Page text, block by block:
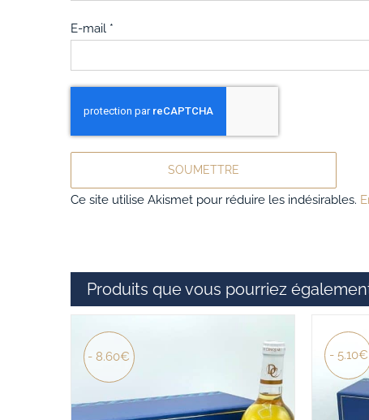
E-mail *
Ce site utilise Akismet pour réduire les indésirables.
Produits que vous pourriez
- 8.60€ - 5.10€